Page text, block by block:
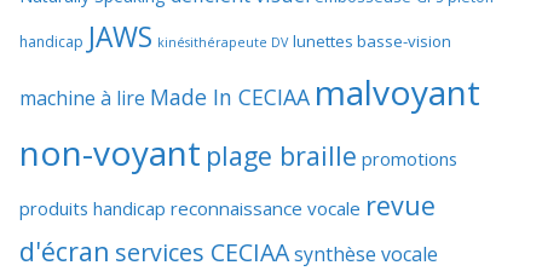
handicap JAWS kinésithérapeute DV lunettes basse-vision
machine à lire Made In CECIAA malvoyant
non-voyant plage braille promotions
produits handicap reconnaissance vocale revue
d'écran services CECIAAsynthèse vocale